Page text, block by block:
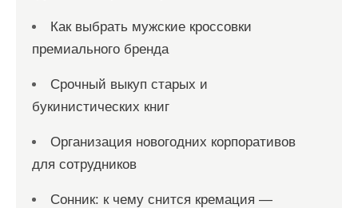
Как выбрать мужские кроссовки
премиального бренда
Срочный выкуп старых и
букинистических книг
Организация новогодних корпоративов
для сотрудников
Сонник: к чему снится кремация —